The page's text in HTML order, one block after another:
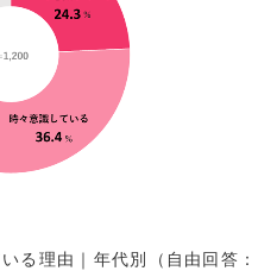
る理由｜年代別（自由回答：